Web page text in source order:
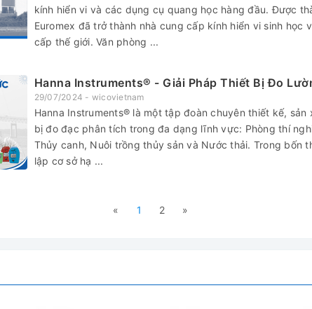
kính hiển vi và các dụng cụ quang học hàng đầu. Được
Euromex đã trở thành nhà cung cấp kính hiển vi sinh học
cấp thế giới. Văn phòng ...
Hanna Instruments® - Giải Pháp Thiết Bị Đo
29/07/2024 - wicovietnam
Hanna Instruments® là một tập đoàn chuyên thiết kế,
bị đo đạc phân tích trong đa dạng lĩnh vực: Phòng thí
Thủy canh, Nuôi trồng thủy sản và Nước thải. Trong bốn
lập cơ sở hạ ...
« 1 2 »